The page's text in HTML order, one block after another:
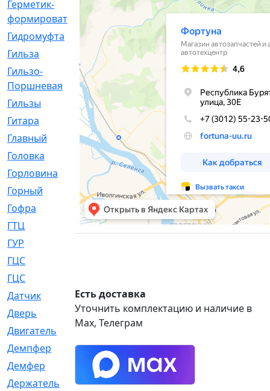
Герметик-
формирователь
[3]
Гидромуфта
[47]
Гильза
[56]
Гильзо-
Поршневая
[13]
Гильзы
[259]
Гитара
Главный
[29]
Головка
[28]
Горловина
[14]
Горный
[1]
Гофра
[86]
ГТЦ
[96]
ГУР
ГЦC
ГЦС
Датчик
[969]
Дверь
[249]
Двигатель
[64]
Демпфер
[2]
Демфер
[1]
Держатель
[5]
Есть доставка
Уточнить комплектацию и наличие в
Max, Телеграм